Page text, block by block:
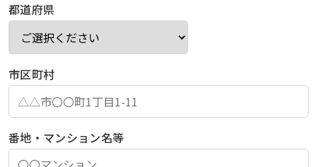
都道府県
市区町村
番地・マンション名等